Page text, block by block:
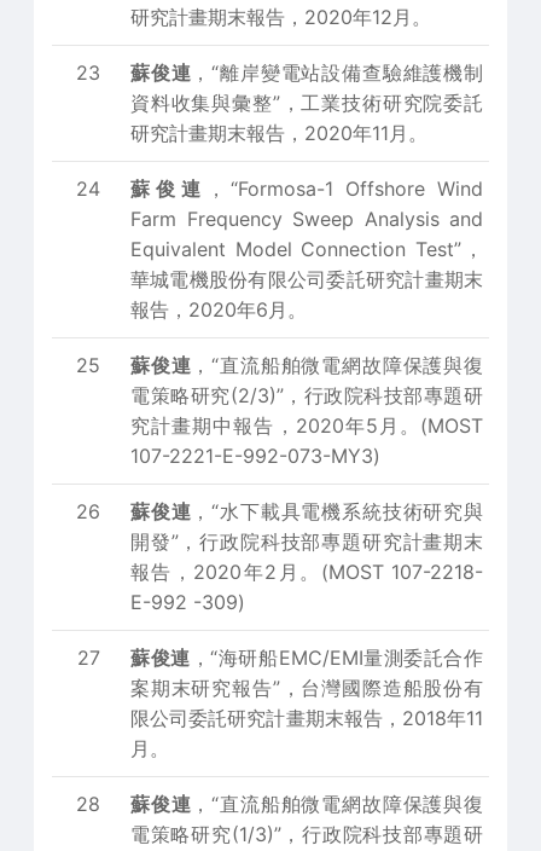
研究計畫期末報告，2020年12月。
23 蘇俊連 ，“離岸變電站設備查驗維護機制
資料收集與彙整”，工業技術研究院委託
研究計畫期末報告，2020年11月。
24 蘇俊連 ，“Formosa-1 Offshore Wind
Farm Frequency Sweep Analysis and
Equivalent Model Connection Test”，
華城電機股份有限公司委託研究計畫期末
報告，2020年6月。
25 蘇俊連 ，“直流船舶微電網故障保護與復
電策略研究(2/3)”，行政院科技部專題研
究計畫期中報告，2020年5月。(MOST
107-2221-E-992-073-MY3)
26 蘇俊連 ，“水下載具電機系統技術研究與
開發”，行政院科技部專題研究計畫期末
報告，2020年2月。(MOST 107-2218-
E-992 -309)
27 蘇俊連 ，“海研船EMC/EMI量測委託合作
案期末研究報告”，台灣國際造船股份有
限公司委託研究計畫期末報告，2018年11
月。
28 蘇俊連 ，“直流船舶微電網故障保護與復
電策略研究(1/3)”，行政院科技部專題研